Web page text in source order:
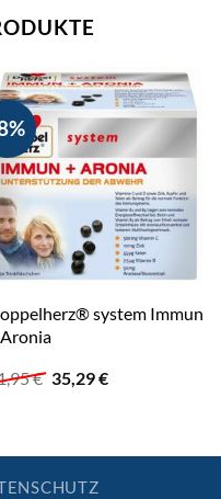
system Immun
€ Ursprünglicher
Preis
35,29€Aktueller